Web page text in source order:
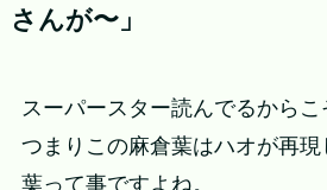
さんが〜」
スーパースター読んでるから
つまりこの麻倉葉はハオが再
葉って事ですよね。